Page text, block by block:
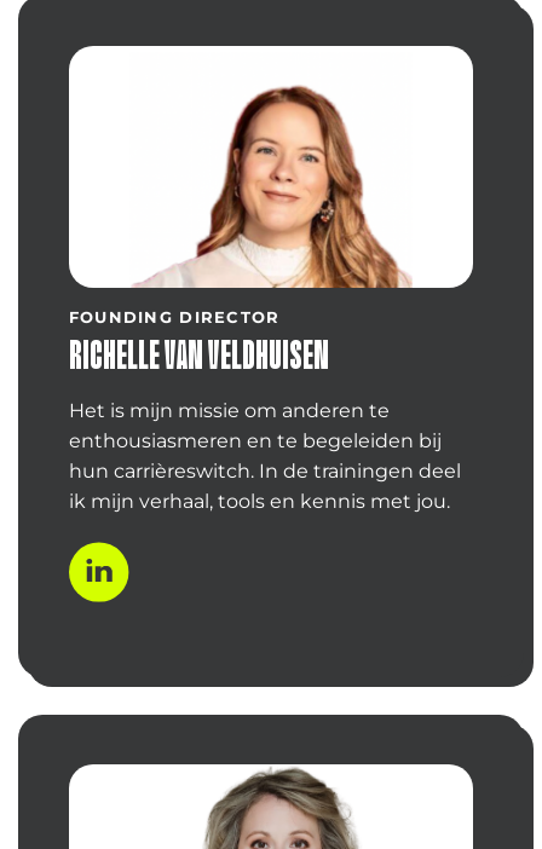
FOUNDING DIRECTOR
RICHELLE VAN VELDHUISEN
Het is mijn missie om anderen te
enthousiasmeren en te begeleiden bij
hun carrièreswitch. In de trainingen deel
ik mijn verhaal, tools en kennis met jou.